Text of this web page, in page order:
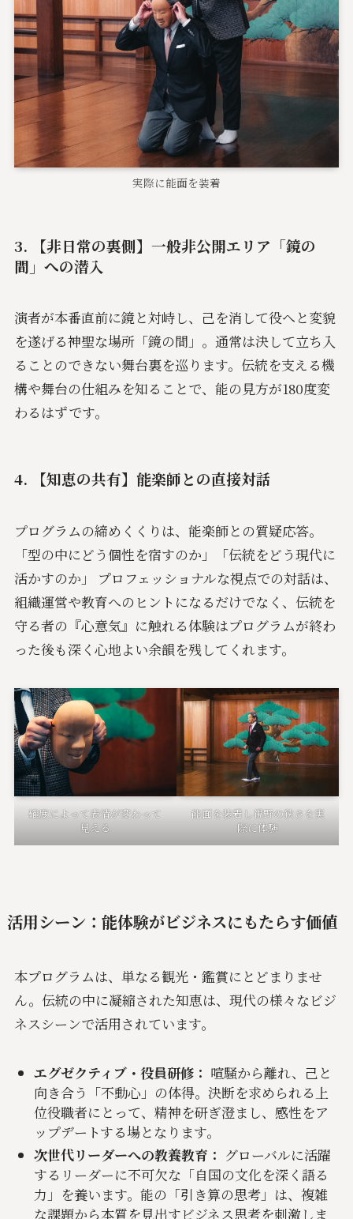
実際に能面を装着
3. 【非日常の裏側】一般非公開エリア「鏡の
間」への潜入
演者が本番直前に鏡と対峙し、己を消して役へと変貌
を遂げる神聖な場所「鏡の間」。通常は決して立ち入
ることのできない舞台裏を巡ります。伝統を支える機
構や舞台の仕組みを知ることで、能の見方が180度変
わるはずです。
4. 【知恵の共有】能楽師との直接対話
プログラムの締めくくりは、能楽師との質疑応答。
「型の中にどう個性を宿すのか」「伝統をどう現代に
活かすのか」 プロフェッショナルな視点での対話は、
組織運営や教育へのヒントになるだけでなく、伝統を
守る者の『心意気』に触れる体験はプログラムが終わ
った後も深く心地よい余韻を残してくれます。
確度によって表情が変わって
見える
能面を装着し視野の狭さを実
際に体験
活用シーン：能体験がビジネスにもたらす価値
本プログラムは、単なる観光・鑑賞にとどまりませ
ん。伝統の中に凝縮された知恵は、現代の様々なビジ
ネスシーンで活用されています。
エグゼクティブ・役員研修： 喧騒から離れ、己と
向き合う「不動心」の体得。決断を求められる上
位役職者にとって、精神を研ぎ澄まし、感性をア
ップデートする場となります。
次世代リーダーへの教養教育： グローバルに活躍
するリーダーに不可欠な「自国の文化を深く語る
力」を養います。能の「引き算の思考」は、複雑
な課題から本質を見出すビジネス思考を刺激しま